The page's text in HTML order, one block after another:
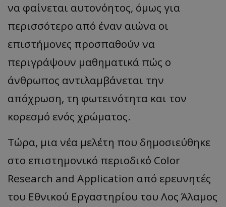
να φαίνεται αυτονόητος, όμως για
περισσότερο από έναν αιώνα οι
επιστήμονες προσπαθούν να
περιγράψουν μαθηματικά πώς ο
άνθρωπος αντιλαμβάνεται την
απόχρωση, τη φωτεινότητα και τον
κορεσμό ενός χρώματος.
Τώρα, μια νέα μελέτη που δημοσιεύθηκε
στο επιστημονικό περιοδικό Color
Research and Application από ερευνητές
του Εθνικού Εργαστηρίου του Λος Άλαμος